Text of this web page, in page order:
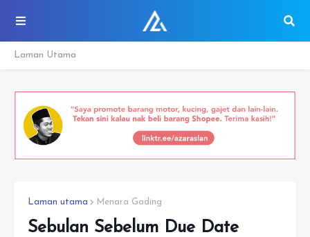
Laman Utama
Laman utama Menara Gading
Sebulan Sebelum Due Date